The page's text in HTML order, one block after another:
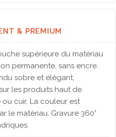
& PREMIUM
supérieure du matériau
permanente, sans encre.
sobre et élégant,
les produits haut de
cuir. La couleur est
le matériau. Gravure 360°